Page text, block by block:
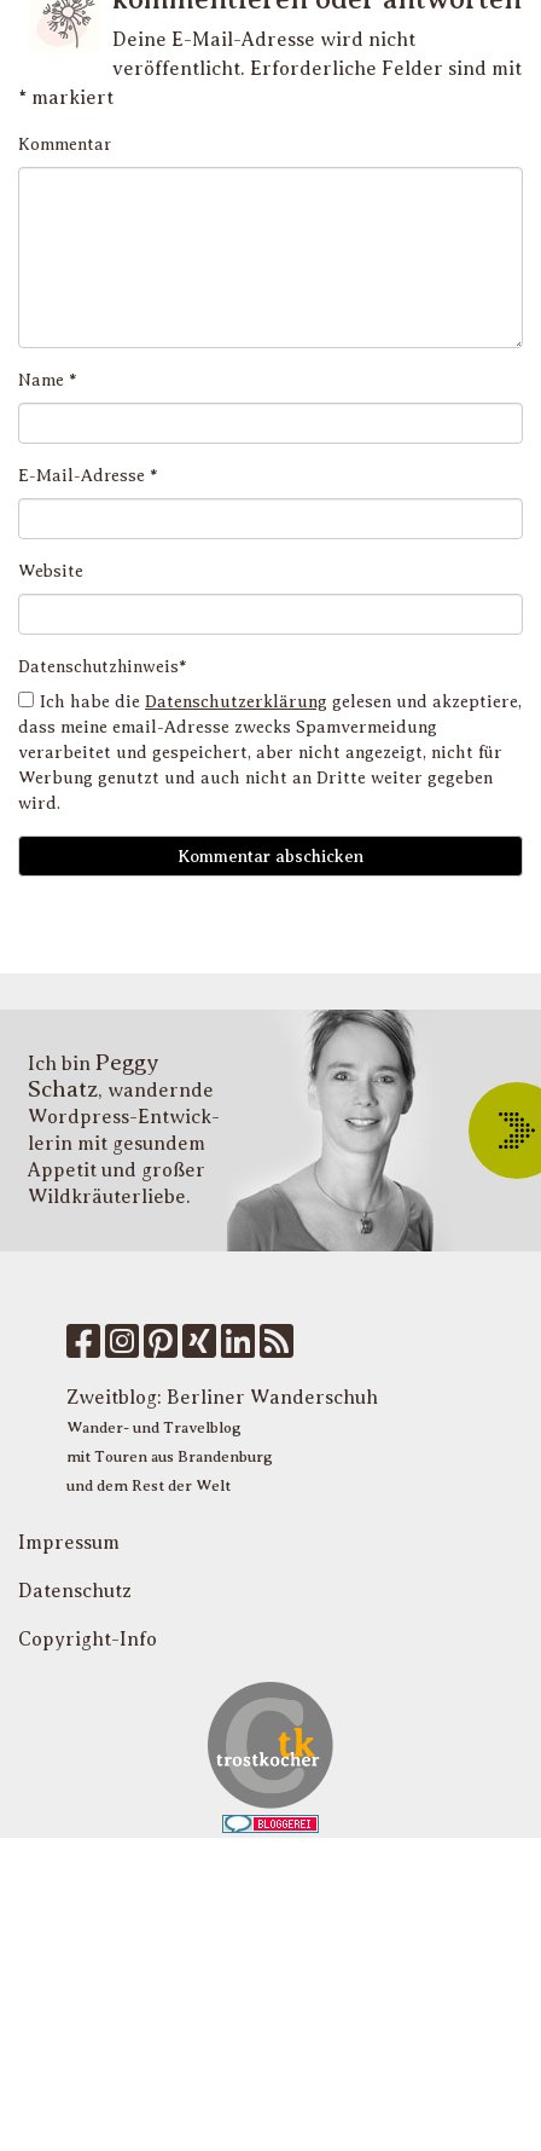
Deine E-Mail-Adresse wird nicht
veröffentlicht. Erforderliche Felder sind mit
* markiert
Kommentar
Name *
E-Mail-Adresse *
Website
Datenschutzhinweis*
Ich habe die Datenschutzerklärung gelesen und akzeptiere,
dass meine email-Adresse zwecks Spamvermeidung
verarbeitet und gespeichert, aber nicht angezeigt, nicht für
Werbung genutzt und auch nicht an Dritte weiter gegeben
wird.
Ich bin Peggy
Schatz, wandernde
Wordpress-Entwick­
lerin mit gesundem
Appetit und großer
Wildkräuter­liebe.
Zweitblog: Berliner Wanderschuh
Wander- und Travelblog
mit Touren aus Brandenburg
und dem Rest der Welt
Impressum
Datenschutz
Copyright-Info